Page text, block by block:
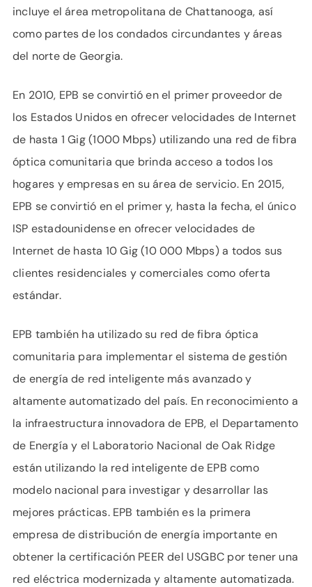
incluye el área metropolitana de Chattanooga, así
como partes de los condados circundantes y áreas
del norte de Georgia.
En 2010, EPB se convirtió en el primer proveedor de
los Estados Unidos en ofrecer velocidades de Internet
de hasta 1 Gig (1000 Mbps) utilizando una red de fibra
óptica comunitaria que brinda acceso a todos los
hogares y empresas en su área de servicio. En 2015,
EPB se convirtió en el primer y, hasta la fecha, el único
ISP estadounidense en ofrecer velocidades de
Internet de hasta 10 Gig (10 000 Mbps) a todos sus
clientes residenciales y comerciales como oferta
estándar.
EPB también ha utilizado su red de fibra óptica
comunitaria para implementar el sistema de gestión
de energía de red inteligente más avanzado y
altamente automatizado del país. En reconocimiento a
la infraestructura innovadora de EPB, el Departamento
de Energía y el Laboratorio Nacional de Oak Ridge
están utilizando la red inteligente de EPB como
modelo nacional para investigar y desarrollar las
mejores prácticas. EPB también es la primera
empresa de distribución de energía importante en
obtener la certificación PEER del USGBC por tener una
red eléctrica modernizada y altamente automatizada.